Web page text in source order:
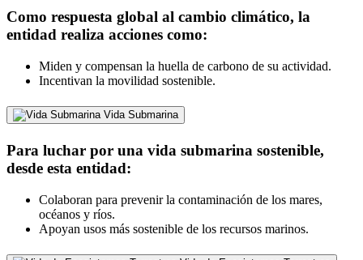
Como respuesta global al cambio climático, la
entidad realiza acciones como:
Miden y compensan la huella de carbono de su actividad.
Incentivan la movilidad sostenible.
Vida Submarina
Para luchar por una vida submarina sostenible,
desde esta entidad:
Colaboran para prevenir la contaminación de los mares,
océanos y ríos.
Apoyan usos más sostenible de los recursos marinos.